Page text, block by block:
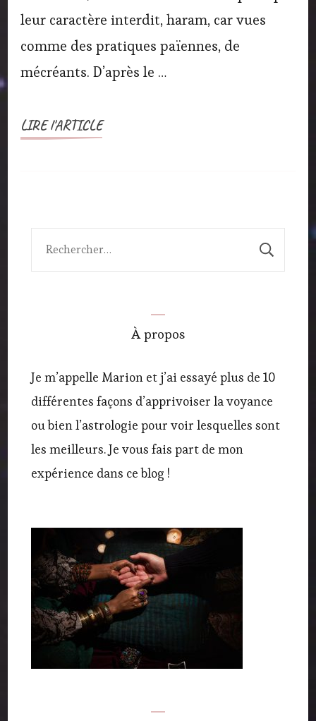
leur caractère interdit, haram, car vues
comme des pratiques païennes, de
mécréants. D’après le …
LIRE l'ARTICLE
À propos
Je m’appelle Marion et j’ai essayé plus de 10
différentes façons d’apprivoiser la voyance
ou bien l’astrologie pour voir lesquelles sont
les meilleurs. Je vous fais part de mon
expérience dans ce blog !